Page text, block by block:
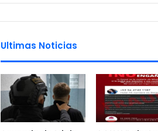
Ultimas Noticias